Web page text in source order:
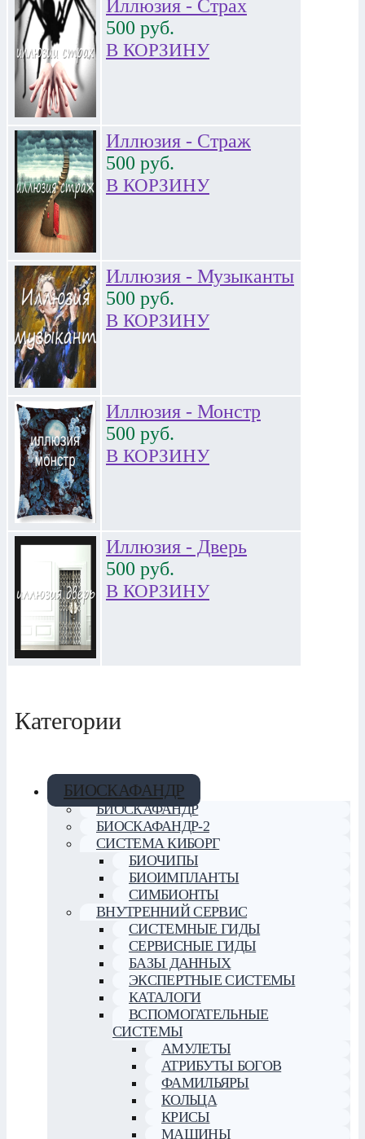
Иллюзия - Страх
500 руб.
В КОРЗИНУ
Иллюзия - Страж
500 руб.
В КОРЗИНУ
Иллюзия - Музыканты
500 руб.
В КОРЗИНУ
Иллюзия - Монстр
500 руб.
В КОРЗИНУ
Иллюзия - Дверь
500 руб.
В КОРЗИНУ
Категории
БИОСКАФАНДР
БИОСКАФАНДР
БИОСКАФАНДР-2
СИСТЕМА КИБОРГ
БИОЧИПЫ
БИОИМПЛАНТЫ
СИМБИОНТЫ
ВНУТРЕННИЙ СЕРВИС
СИСТЕМНЫЕ ГИДЫ
СЕРВИСНЫЕ ГИДЫ
БАЗЫ ДАННЫХ
ЭКСПЕРТНЫЕ СИСТЕМЫ
КАТАЛОГИ
ВСПОМОГАТЕЛЬНЫЕ
СИСТЕМЫ
АМУЛЕТЫ
АТРИБУТЫ БОГОВ
ФАМИЛЬЯРЫ
КОЛЬЦА
КРИСЫ
МАШИНЫ